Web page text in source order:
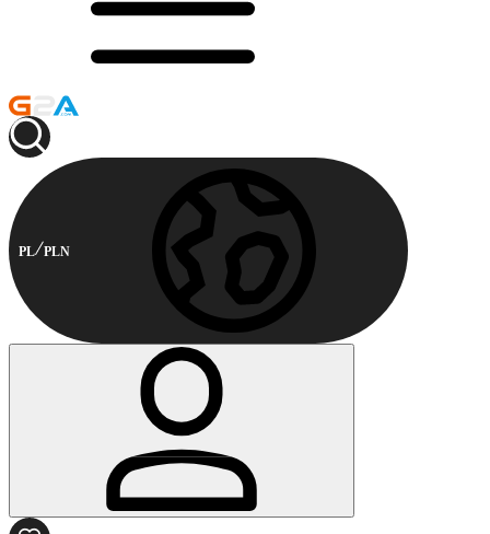
PL PLN